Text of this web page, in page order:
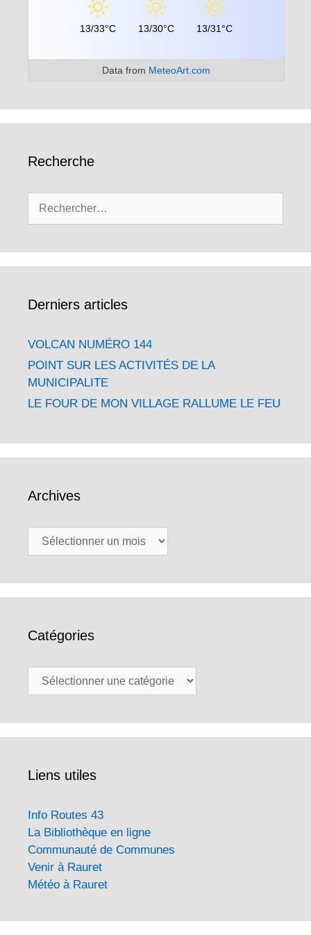
13/33°C 13/30°C 13/31°C
Data from MeteoArt.com
Recherche
Rechercher :
Derniers articles
VOLCAN NUMÉRO 144
POINT SUR LES ACTIVITÉS DE LA
MUNICIPALITE
LE FOUR DE MON VILLAGE RALLUME LE FEU
Archives
Archives
Catégories
Catégories
Liens utiles
Info Routes 43
La Bibliothèque en ligne
Communauté de Communes
Venir à Rauret
Météo à Rauret